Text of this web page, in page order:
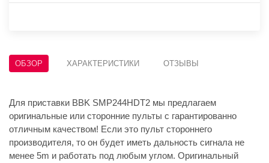
ОБЗОР ХАРАКТЕРИСТИКИ ОТЗЫВЫ
Для приставки BBK SMP244HDT2 мы предлагаем
оригинальные или сторонние пульты с гарантированно
отличным качеством! Если это пульт стороннего
производителя, то он будет иметь дальность сигнала не
менее 5m и работать под любым углом. Оригинальный